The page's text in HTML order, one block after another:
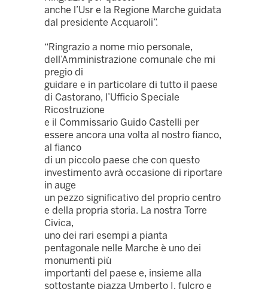
anche l’Usr e la Regione Marche guidata
dal presidente Acquaroli”.
“Ringrazio a nome mio personale,
dell’Amministrazione comunale che mi
pregio di
guidare e in particolare di tutto il paese
di Castorano, l’Ufficio Speciale
Ricostruzione
e il Commissario Guido Castelli per
essere ancora una volta al nostro fianco,
al fianco
di un piccolo paese che con questo
investimento avrà occasione di riportare
in auge
un pezzo significativo del proprio centro
e della propria storia. La nostra Torre
Civica,
uno dei rari esempi a pianta
pentagonale nelle Marche è uno dei
monumenti più
importanti del paese e, insieme alla
sottostante piazza Umberto I, fulcro e